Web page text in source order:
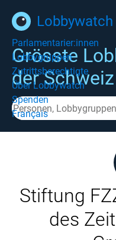
Lobbywatch
Parlamentarier:innen
Lobbygruppen
Zutrittsberechtigte
Über Lobbywatch
Spenden
Français
Grösste
der
Stiftung
des